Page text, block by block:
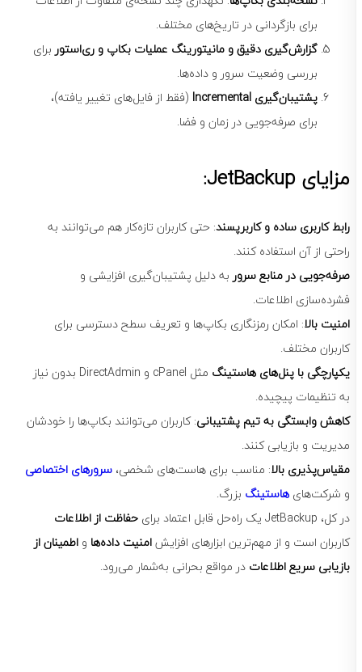
برای بازگردانی در تاریخ‌های مختلف.
گزارش‌گیری دقیق و مانیتورینگ عملیات بکاپ و ری‌استوربرای
بررسی وضعیت سرور و داده‌ها.
پشتیبان‌گیری Incremental
(فقط از فایل‌های تغییر یافته)،
برای صرفه‌جویی در زمان و فضا.
مزایای JetBackup:
رابط کاربری ساده و کاربرپسند: حتی کاربران تازه‌کار هم می‌توانند به
راحتی از آن استفاده کنند.
صرفه‌جویی در منابع سروربه دلیل پشتیبان‌گیری افزایشی و
فشرده‌سازی اطلاعات.
امنیت بالا: امکان رمزنگاری بکاپ‌ها و تعریف سطح دسترسی برای
کاربران مختلف.
یکپارچگی با پنل‌های هاستینگ
مثل cPanel و DirectAdmin بدون نیاز
به تنظیمات پیچیده.
کاهش وابستگی به تیم پشتیبانی: کاربران می‌توانند بکاپ‌ها را خودشان
مدیریت و بازیابی کنند.
مقیاس‌پذیری بالا: مناسب برای هاست‌های شخصی،سرورهای اختصاصی
و شرکت‌هایهاستینگبزرگ.
در کل، JetBackup یک راه‌حل قابل اعتماد برای
حفاظت از اطلاعات
کاربران است و از مهم‌ترین ابزارهای افزایشامنیت داده‌هاواطمینان از
بازیابی سریع اطلاعاتدر مواقع بحرانی به‌شمار می‌رود.